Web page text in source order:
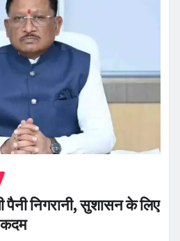
पैनी निगरानी, सुशासन के लिए
कदम